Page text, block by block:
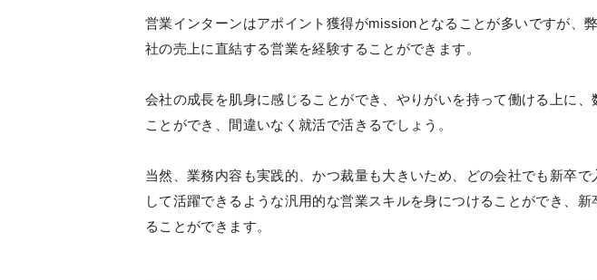
営業インターンはアポイント獲得がmissionとなることが多いですが、
社の売上に直結する営業を経験することができます。
会社の成長を肌身に感じることができ、やりがいを持って働ける上に、
ことができ、間違いなく就活で活きるでしょう。
当然、業務内容も実践的、かつ裁量も大きいため、どの会社でも新卒で
して活躍できるような汎用的な営業スキルを身につけることができ、
ることができます。